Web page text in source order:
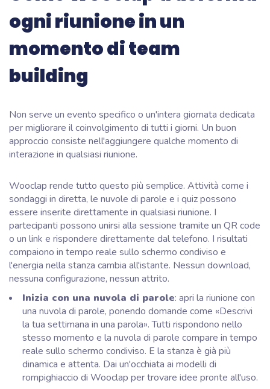
ogni riunione in un
momento di team
building
Non serve un evento specifico o un'intera giornata dedicata
per migliorare il coinvolgimento di tutti i giorni. Un buon
approccio consiste nell'aggiungere qualche momento di
interazione in qualsiasi riunione.
Wooclap rende tutto questo più semplice. Attività come i
sondaggi in diretta, le nuvole di parole e i quiz possono
essere inserite direttamente in qualsiasi riunione. I
partecipanti possono unirsi alla sessione tramite un QR code
o un link e rispondere direttamente dal telefono. I risultati
compaiono in tempo reale sullo schermo condiviso e
l'energia nella stanza cambia all'istante. Nessun download,
nessuna configurazione, nessun attrito.
Inizia con una nuvola di parole: apri la riunione con
una nuvola di parole, ponendo domande come «Descrivi
la tua settimana in una parola». Tutti rispondono nello
stesso momento e la nuvola di parole compare in tempo
reale sullo schermo condiviso. E la stanza è già più
dinamica e attenta. Dai un'occhiata ai modelli di
rompighiaccio di Wooclap per trovare idee pronte all'uso.